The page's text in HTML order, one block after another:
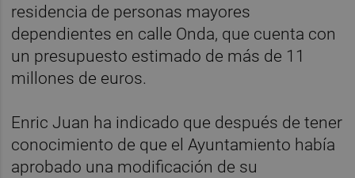
residencia de personas mayores
dependientes en calle Onda, que cuenta con
un presupuesto estimado de más de 11
millones de euros.
Enric Juan ha indicado que después de tener
conocimiento de que el Ayuntamiento había
aprobado una modificación de su